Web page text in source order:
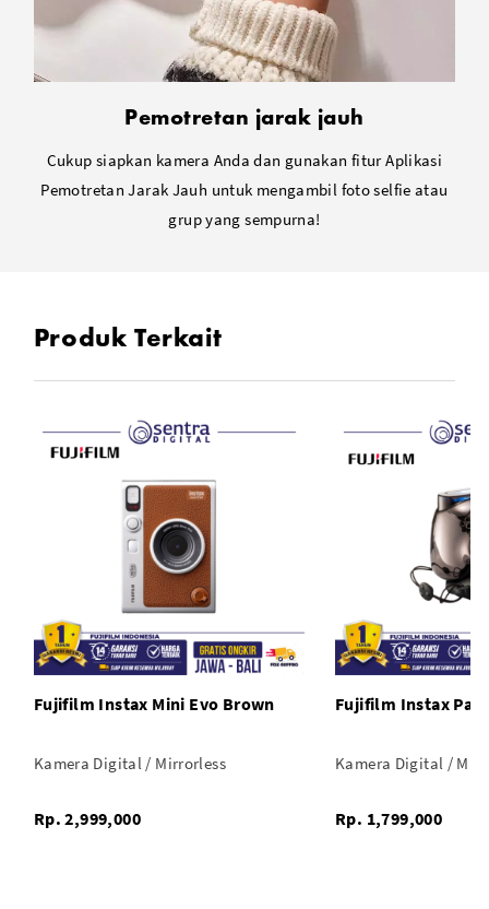
Pemotretan jarak jauh
Cukup siapkan kamera Anda dan gunakan fitur Aplikasi
Pemotretan Jarak Jauh untuk mengambil foto selfie atau
grup yang sempurna!
Produk Terkait
Fujifilm Instax Mini Evo Brown
Kamera Digital / Mirrorless
Rp. 2,999,000
Fujifilm Instax Pal
Kamera Digital /
Rp. 1,799,000